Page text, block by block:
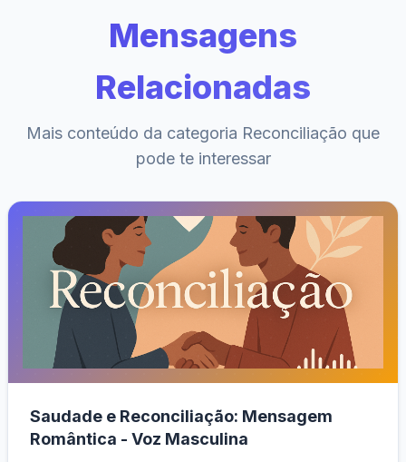
Mensagens
Relacionadas
Mais conteúdo da categoria Reconciliação que
pode te interessar
Saudade e Reconciliação: Mensagem
Romântica - Voz Masculina